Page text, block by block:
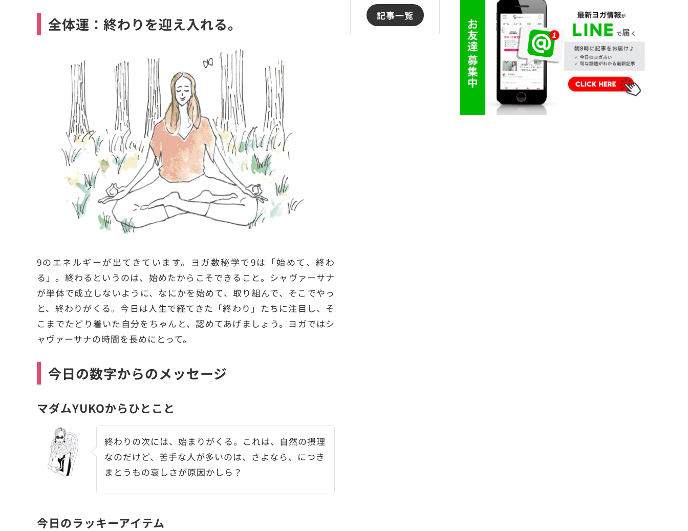
全体運：終わりを迎え入れる。
9のエネルギーが出てきています。ヨガ数秘学で9は「始めて、終わ
る」。終わるというのは、始めたからこそできること。シャヴァーサナ
が単体で成立しないように、なにかを始めて、取り組んで、そこでやっ
と、終わりがくる。今日は人生で経てきた「終わり」たちに注目し、そ
こまでたどり着いた自分をちゃんと、認めてあげましょう。ヨガではシ
ャヴァーサナの時間を長めにとって。
今日の数字からのメッセージ
マダムYUKOからひとこと
終わりの次には、始まりがくる。これは、自然の摂理
なのだけど、苦手な人が多いのは、さよなら、につき
まとうもの哀しさが原因かしら？
今日のラッキーアイテム
記事一覧